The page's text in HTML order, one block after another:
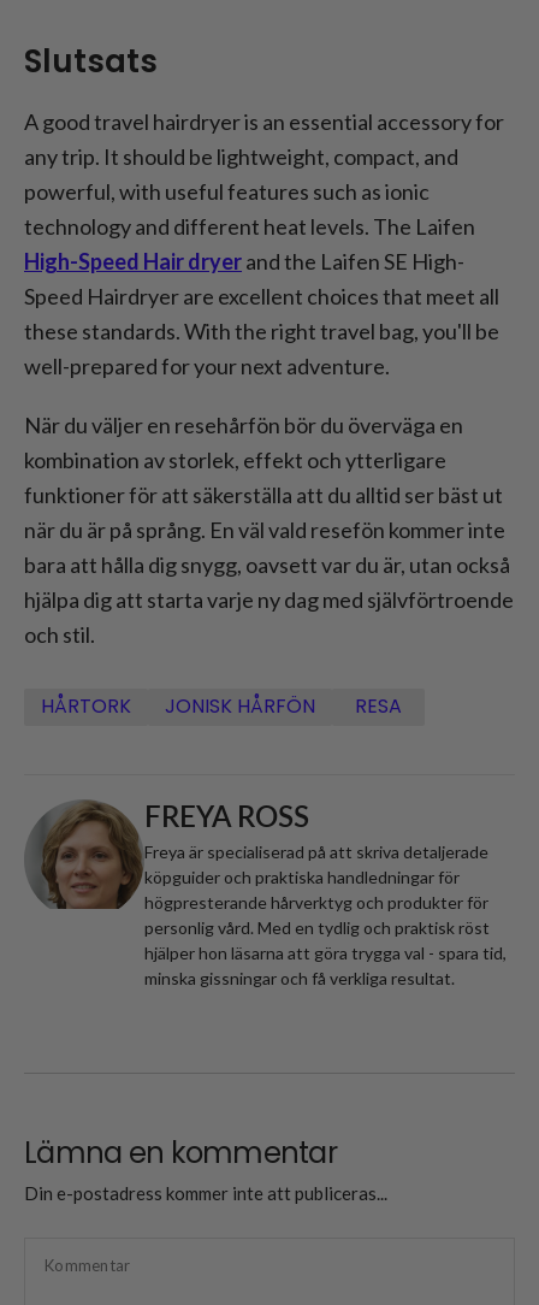
Slutsats
A good travel hairdryer is an essential accessory for
any trip. It should be lightweight, compact, and
powerful, with useful features such as ionic
technology and different heat levels. The Laifen
High-Speed Hair dryerand the Laifen SE High-
Speed Hairdryer are excellent choices that meet all
these standards. With the right travel bag, you'll be
well-prepared for your next adventure.
När du väljer en resehårfön bör du överväga en
kombination av storlek, effekt och ytterligare
funktioner för att säkerställa att du alltid ser bäst ut
när du är på språng. En väl vald resefön kommer inte
bara att hålla dig snygg, oavsett var du är, utan också
hjälpa dig att starta varje ny dag med självförtroende
och stil.
HÅRTORK JONISK HÅRFÖN RESA
FREYA ROSS
Freya är specialiserad på att skriva detaljerade
köpguider och praktiska handledningar för
högpresterande hårverktyg och produkter för
personlig vård. Med en tydlig och praktisk röst
hjälper hon läsarna att göra trygga val - spara tid,
minska gissningar och få verkliga resultat.
Lämna en kommentar
Din e-postadress kommer inte att publiceras...
Kommentar